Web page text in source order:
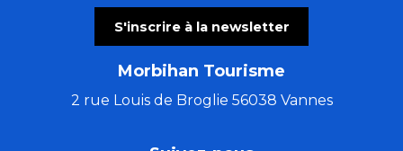
S'inscrire à la newsletter
Morbihan Tourisme
2 rue Louis de Broglie 56038 Vannes